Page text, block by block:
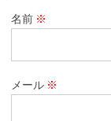
名前 ※
メール ※